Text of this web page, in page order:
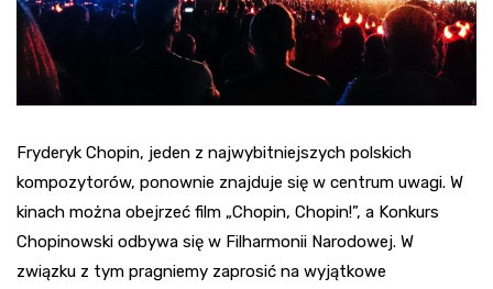
Fryderyk Chopin, jeden z najwybitniejszych polskich
kompozytorów, ponownie znajduje się w centrum uwagi. W
kinach można obejrzeć film „Chopin, Chopin!”, a Konkurs
Chopinowski odbywa się w Filharmonii Narodowej. W
związku z tym pragniemy zaprosić na wyjątkowe